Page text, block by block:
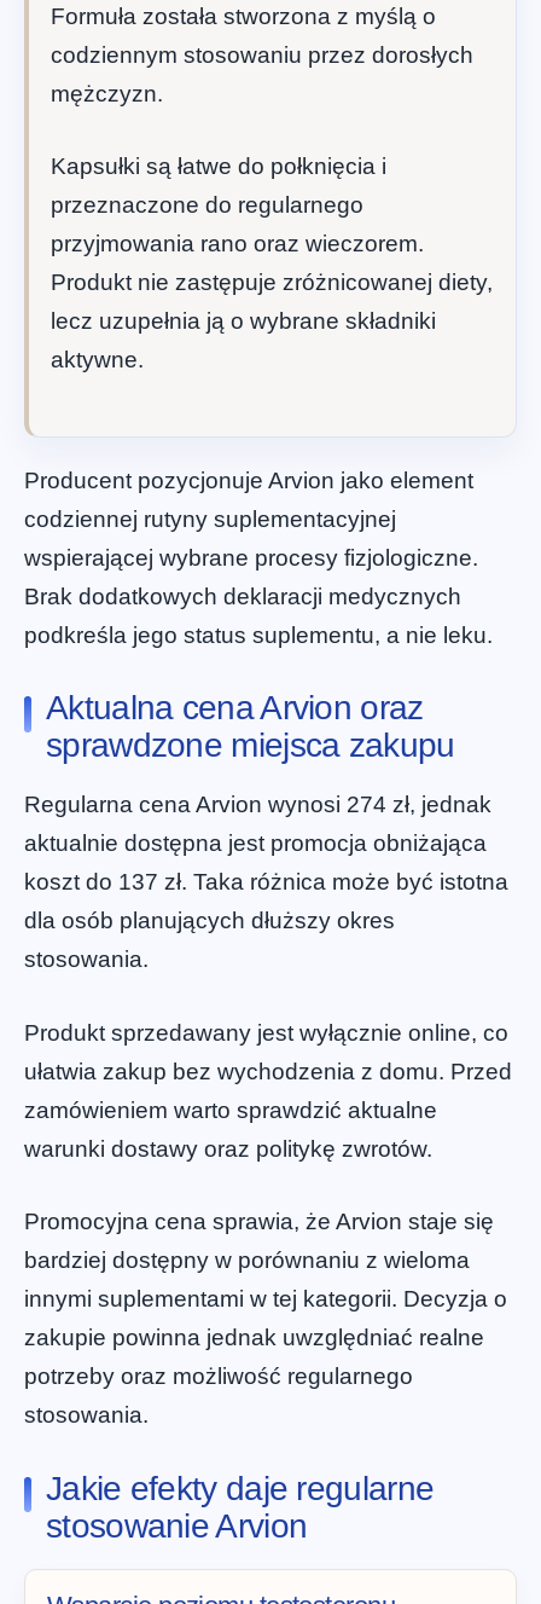
Formuła została stworzona z myślą o
codziennym stosowaniu przez dorosłych
mężczyzn.
Kapsułki są łatwe do połknięcia i
przeznaczone do regularnego
przyjmowania rano oraz wieczorem.
Produkt nie zastępuje zróżnicowanej diety,
lecz uzupełnia ją o wybrane składniki
aktywne.
Producent pozycjonuje Arvion jako element
codziennej rutyny suplementacyjnej
wspierającej wybrane procesy fizjologiczne.
Brak dodatkowych deklaracji medycznych
podkreśla jego status suplementu, a nie leku.
Aktualna cena Arvion oraz
sprawdzone miejsca zakupu
Regularna cena Arvion wynosi 274 zł, jednak
aktualnie dostępna jest promocja obniżająca
koszt do 137 zł. Taka różnica może być istotna
dla osób planujących dłuższy okres
stosowania.
Produkt sprzedawany jest wyłącznie online, co
ułatwia zakup bez wychodzenia z domu. Przed
zamówieniem warto sprawdzić aktualne
warunki dostawy oraz politykę zwrotów.
Promocyjna cena sprawia, że Arvion staje się
bardziej dostępny w porównaniu z wieloma
innymi suplementami w tej kategorii. Decyzja o
zakupie powinna jednak uwzględniać realne
potrzeby oraz możliwość regularnego
stosowania.
Jakie efekty daje regularne
stosowanie Arvion